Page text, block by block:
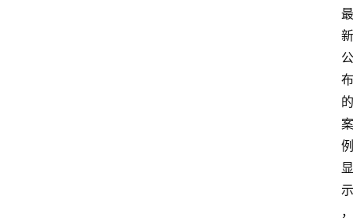
最
新
公
布
的
案
例
显
示
，